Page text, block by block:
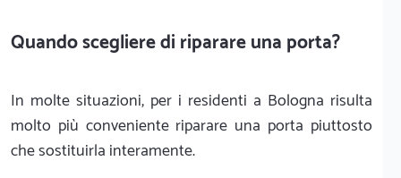
Quando scegliere di riparare una porta?
In molte situazioni, per i residenti a Bologna risulta
molto più conveniente riparare una porta piuttosto
che sostituirla interamente.